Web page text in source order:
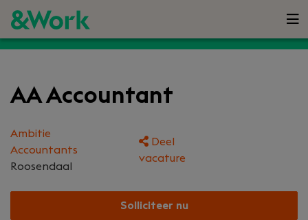
AA Accountant
Ambitie
Accountants
Roosendaal
Deel
vacature
Solliciteer nu